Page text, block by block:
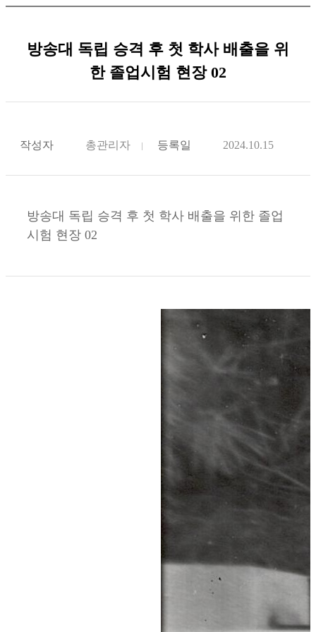
방송대 독립 승격 후 첫 학사 배출을 위
한 졸업시험 현장 02
작성자 총관리자 등록일 2024.10.15
방송대 독립 승격 후 첫 학사 배출을 위한 졸업
시험 현장 02